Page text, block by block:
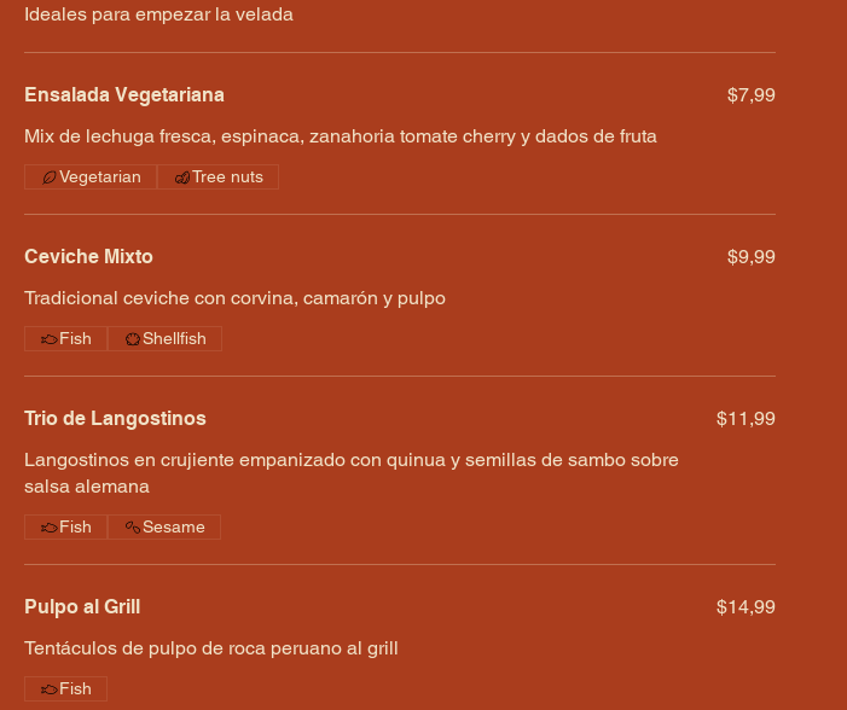
Ideales para empezar la velada
Ensalada Vegetariana
Mix de lechuga fresca, espinaca, zanahoria tomate cherry y dados de fruta
$7,99
Vegetarian Tree nuts
Ceviche Mixto
Tradicional ceviche con corvina, camarón y pulpo
$9,99
Fish Shellfish
Trio de Langostinos
Langostinos en crujiente empanizado con quinua y semillas de sambo sobre
salsa alemana
$11,99
Fish Sesame
Pulpo al Grill
Tentáculos de pulpo de roca peruano al grill
$14,99
Fish